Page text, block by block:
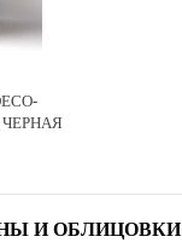
ЧЕРНАЯ
И ОБЛИЦОВКИ